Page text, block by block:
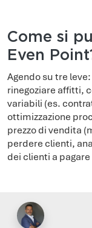
Come si
Even
Agendo su tre
rinegoziare affitti,
variabili (es.
ottimizzazione
prezzo di vendita
perdere clienti,
dei clienti a